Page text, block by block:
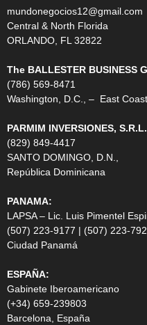
mundonegocios12@gmail.com
Central & North Florida
ORLANDO, FL 32822
The BALLESTER BUSINESS
(786) 569-8471
Washington, D.C., – East
PARMIM INVERSIONES, S.R.L.
(829) 849-4417
SANTO DOMINGO, D.N.,
República Dominicana
PANAMA:
LAPSA – Lic. Luis Pimentel
(507) 223-9177 | (507) 223-
Ciudad Panamá
ESPAÑA:
Gabinete Iberoamericano
(+34) 659-239803
Barcelona, España